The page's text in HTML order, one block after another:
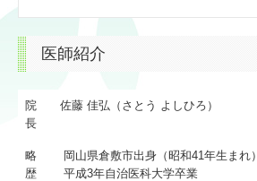
内科・消化器内科・在宅CPAP
小児科
医師紹介
院
長
佐藤 佳弘（さとう よしひろ）
略
歴
岡山県倉敷市出身（昭和41年生まれ）
平成3年自治医科大学卒業